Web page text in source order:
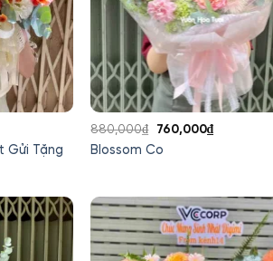
Gửi Tặng
Blossom Co
880,000₫
Giá
gốc
760,000₫Giá
760,000₫.